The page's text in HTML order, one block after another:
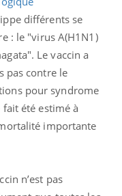
différents se
: le "virus A(H1N1)
Le vaccin a
pas contre le
pour syndrome
été estimé à
importante
n’est pas